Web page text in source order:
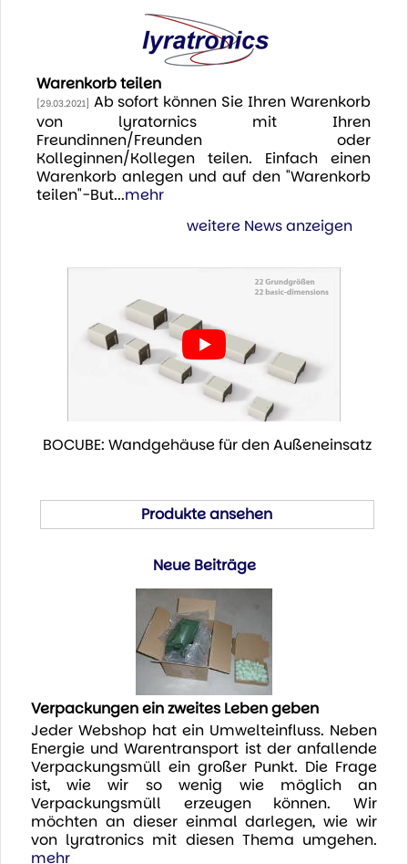
Warenkorb teilen
[29.03.2021] Ab sofort können Sie Ihren Warenkorb
von lyratornics mit Ihren
Freundinnen/Freunden oder
Kolleginnen/Kollegen teilen. Einfach einen
Warenkorb anlegen und auf den "Warenkorb
teilen"-But...mehr
weitere News anzeigen
BOCUBE: Wandgehäuse für den Außeneinsatz
Produkte ansehen
Neue Beiträge
Verpackungen ein zweites Leben geben
Jeder Webshop hat ein Umwelteinfluss. Neben
Energie und Warentransport ist der anfallende
Verpackungsmüll ein großer Punkt. Die Frage
ist, wie wir so wenig wie möglich an
Verpackungsmüll erzeugen können. Wir
möchten an dieser einmal darlegen, wie wir
von lyratronics mit diesen Thema umgehen.
mehr